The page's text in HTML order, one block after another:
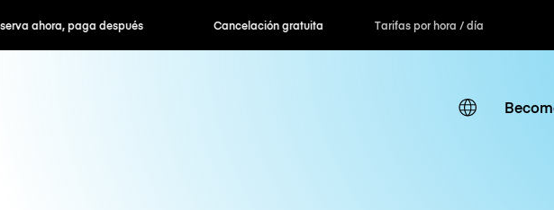
ahora, paga después Cancelación gratuita Tarifas por hora / día